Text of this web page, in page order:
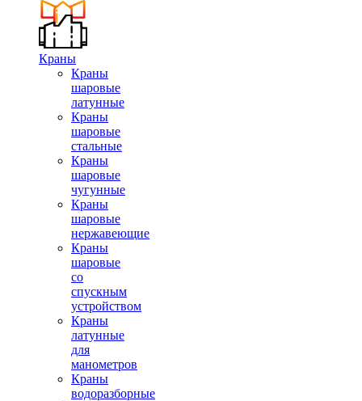
Краны
Краны
шаровые
латунные
Краны
шаровые
стальные
Краны
шаровые
чугунные
Краны
шаровые
нержавеющие
Краны
шаровые
со
спускным
устройством
Краны
латунные
для
манометров
Краны
водоразборные